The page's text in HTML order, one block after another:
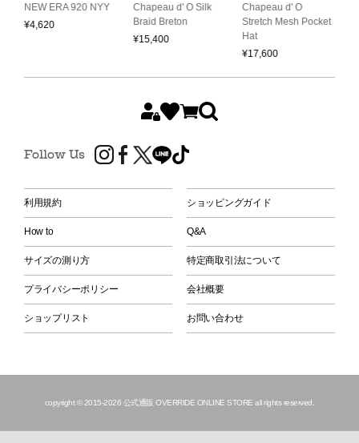
NEW ERA 920 NYY
¥4,620
Chapeau d' O Silk
Braid Breton
¥15,400
Chapeau d' O
Stretch Mesh Pocket
Hat
¥17,600
Follow Us
利用規約 ショッピングガイド
How to Q&A
サイズの測り方 特定商取引法について
プライバシーポリシー 会社概要
ショップリスト お問い合わせ
copyright © 2015-2026 公式通販 OVERRIDE ONLINE STORE all rights reserved.